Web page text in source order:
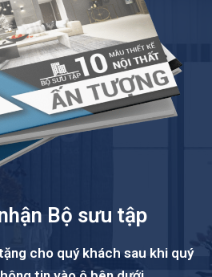
Bộ sưu tập
cho quý khách sau khi quý